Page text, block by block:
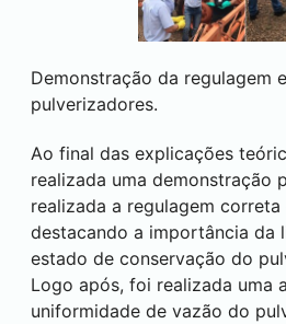
Demonstração da regulagem
pulverizadores.
Ao final das explicações
realizada uma demonstração
realizada a regulagem
destacando a importância da
estado de conservação do
Logo após, foi realizada uma
uniformidade de vazão do